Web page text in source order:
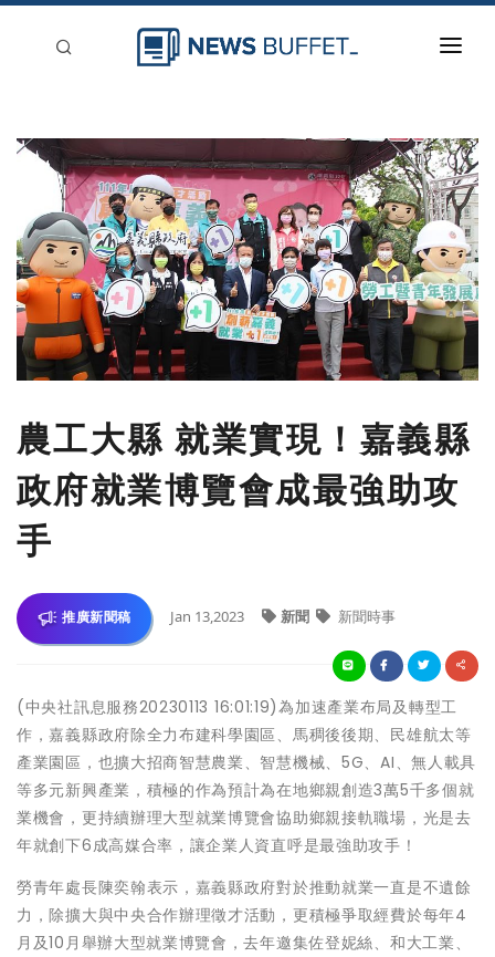
新聞稿分類
登入
刊登
農工大縣 就業實現！嘉義縣
政府就業博覽會成最強助攻
手
推廣新聞稿 Jan 13,2023 新聞 新聞時事
(中央社訊息服務20230113 16:01:19)為加速產業布局及轉型工
作，嘉義縣政府除全力布建科學園區、馬稠後後期、民雄航太等
產業園區，也擴大招商智慧農業、智慧機械、5G、AI、無人載具
等多元新興產業，積極的作為預計為在地鄉親創造3萬5千多個就
業機會，更持續辦理大型就業博覽會協助鄉親接軌職場，光是去
年就創下6成高媒合率，讓企業人資直呼是最強助攻手！
勞青年處長陳奕翰表示，嘉義縣政府對於推動就業一直是不遺餘
力，除擴大與中央合作辦理徵才活動，更積極爭取經費於每年4
月及10月舉辦大型就業博覽會，去年邀集佐登妮絲、和大工業、